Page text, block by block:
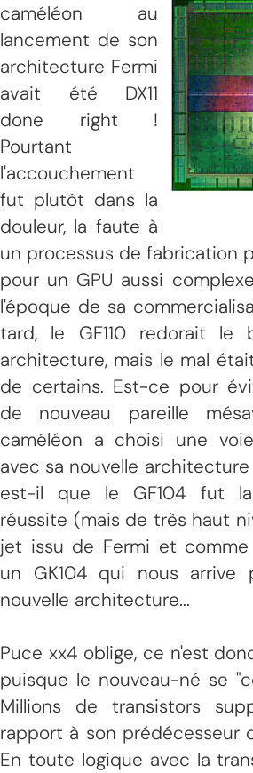
caméléon au
lancement de son
architecture Fermi
avait été DX11
done right !
Pourtant
l'accouchement
fut plutôt dans la
douleur, la faute à
un processus de fabrication
pour un GPU aussi
l'époque de sa
tard, le GF110 redorait le
architecture, mais le mal
de certains. Est-ce pour
de nouveau pareille
caméléon a choisi une
avec sa nouvelle architecture
est-il que le GF104 fut
réussite (mais de très haut
jet issu de Fermi et
un GK104 qui nous arrive
nouvelle architecture...
Puce xx4 oblige, ce n'est
puisque le nouveau-né se
Millions de transistors
rapport à son prédécesseur
En toute logique avec la